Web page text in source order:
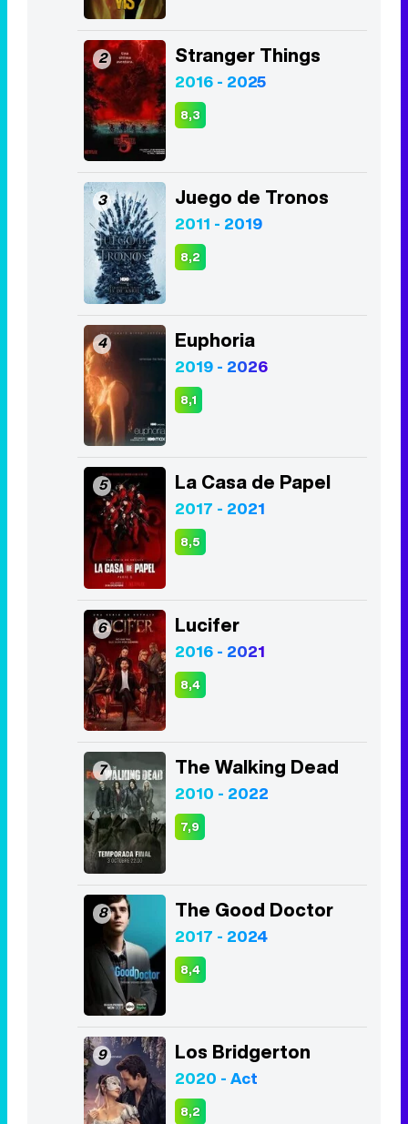
2 Stranger Things
2016 - 2025
8,3
3 Juego de Tronos
2011 - 2019
8,2
4 Euphoria
2019 - 2026
8,1
5 La Casa de Papel
2017 - 2021
8,5
6 Lucifer
2016 - 2021
8,4
7 The Walking Dead
2010 - 2022
7,9
8 The Good Doctor
2017 - 2024
8,4
9 Los Bridgerton
2020 - Act
8,2